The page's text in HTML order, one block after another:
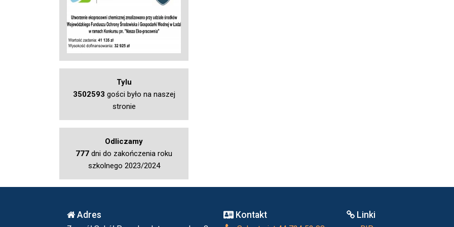
Tylu
3502593 gości było na naszej
stronie
Odliczamy
777 dni do zakończenia roku
szkolnego 2023/2024
Adres Kontakt Linki